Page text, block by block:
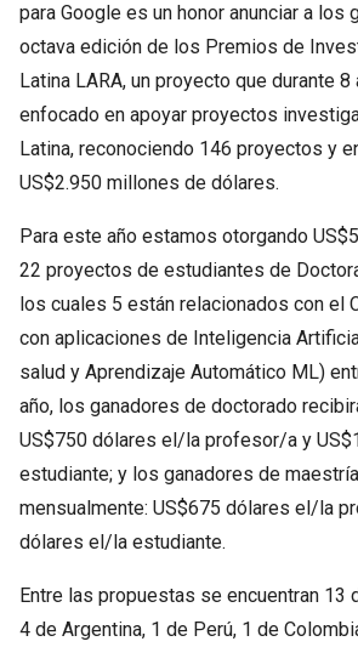
para Google es un honor anunciar a los
octava edición de los Premios de
Latina LARA, un proyecto que durante 8
enfocado en apoyar proyectos
Latina, reconociendo 146 proyectos y
US$2.950 millones de dólares.
Para este año estamos otorgando
22 proyectos de estudiantes de
los cuales 5 están relacionados con el
con aplicaciones de Inteligencia
salud y Aprendizaje Automático ML)
año, los ganadores de doctorado
US$750 dólares el/la profesor/a y
estudiante; y los ganadores de
mensualmente: US$675 dólares el/la
dólares el/la estudiante.
Entre las propuestas se encuentran 13
4 de Argentina, 1 de Perú, 1 de